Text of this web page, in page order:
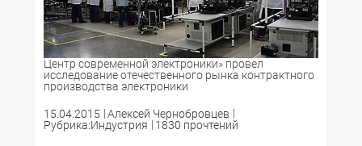
Центр современной электроники» провел
исследование отечественного рынка контрактного
производства электроники
15.04.2015
Алексей Чернобровцев
Рубрика:Индустрия
1830 прочтений